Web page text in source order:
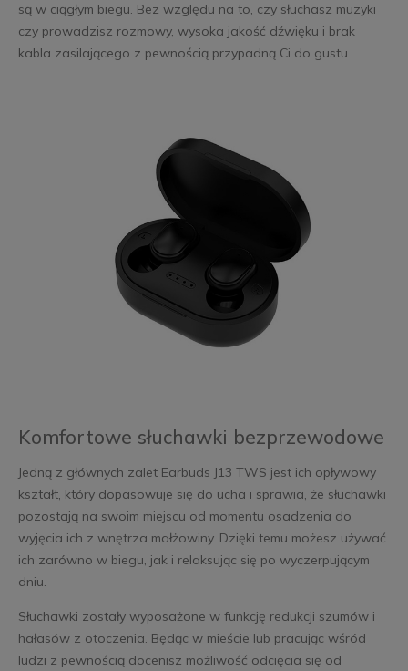
są w ciągłym biegu. Bez względu na to, czy słuchasz muzyki
czy prowadzisz rozmowy, wysoka jakość dźwięku i brak
kabla zasilającego z pewnością przypadną Ci do gustu.
Komfortowe słuchawki bezprzewodowe
Jedną z głównych zalet Earbuds J13 TWS jest ich opływowy
kształt, który dopasowuje się do ucha i sprawia, że słuchawki
pozostają na swoim miejscu od momentu osadzenia do
wyjęcia ich z wnętrza małżowiny. Dzięki temu możesz używać
ich zarówno w biegu, jak i relaksując się po wyczerpującym
dniu.
Słuchawki zostały wyposażone w funkcję redukcji szumów i
hałasów z otoczenia. Będąc w mieście lub pracując wśród
ludzi z pewnością docenisz możliwość odcięcia się od